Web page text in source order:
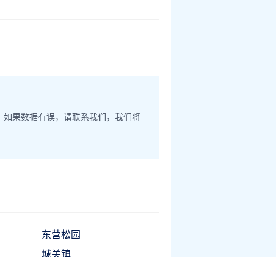
果数据有误，请联系我们，我们将
东营松园
城关镇